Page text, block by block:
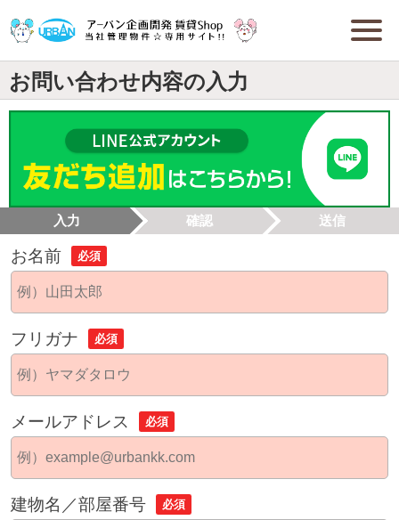
お問い合わせ内容の入力
入力 確認 送信
お名前 必須
フリガナ 必須
メールアドレス 必須
建物名／部屋番号 必須